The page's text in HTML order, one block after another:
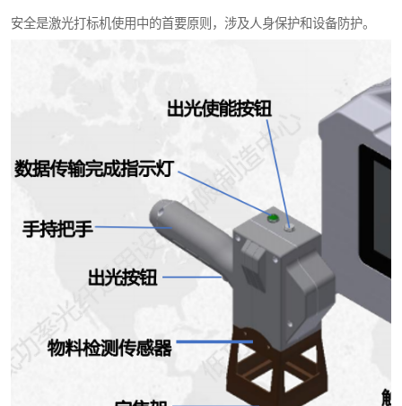
安全是激光打标机使用中的首要原则，涉及人身保护和设备防护。